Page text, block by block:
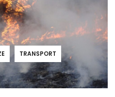
TRANSPORT